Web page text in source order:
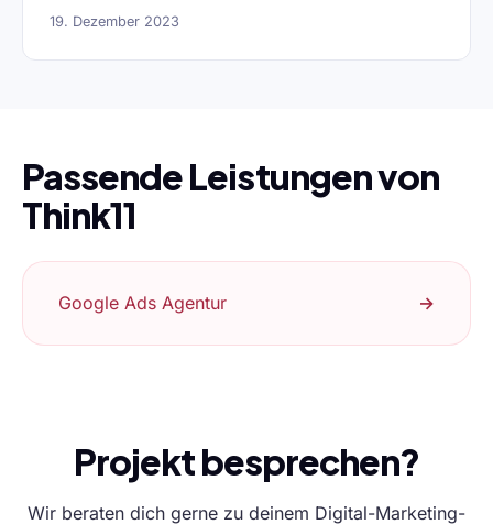
19. Dezember 2023
Passende Leistungen von
Think11
Google Ads Agentur →
Projekt besprechen?
Wir beraten dich gerne zu deinem Digital-Marketing-